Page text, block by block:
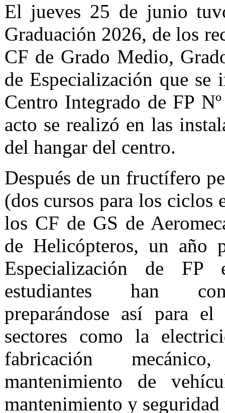
El jueves 25 de junio
Graduación 2026, de los
CF de Grado Medio,
de Especialización que se
Centro Integrado de FP
acto se realizó en las
del hangar del centro.
Después de un fructífero
(dos cursos para los ciclos
los CF de GS de
de Helicópteros, un año
Especialización de FP
estudiantes han
preparándose así para
sectores como la
fabricación
mantenimiento de
mantenimiento y